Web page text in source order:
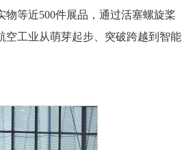
等近500件展品，通过活塞螺旋桨
空工业从萌芽起步、突破跨越到智能